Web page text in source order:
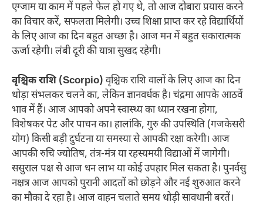
एग्जाम या काम में पहले फेल हो गए थे, तो आज दोबारा प्रयास करने
का विचार करें, सफलता मिलेगी। उच्च शिक्षा प्राप्त कर रहे विद्यार्थियों
के लिए आज का दिन बहुत अच्छा है। आज मन में बहुत सकारात्मक
ऊर्जा रहेगी। लंबी दूरी की यात्रा सुखद रहेगी।
वृश्चिक राशि (Scorpio) वृश्चिक राशि वालों के लिए आज का दिन
थोड़ा संभलकर चलने का, लेकिन ज्ञानवर्धक है। चंद्रमा आपके आठवें
भाव में हैं। आज आपको अपने स्वास्थ्य का ध्यान रखना होगा,
विशेषकर पेट और पाचन का। हालांकि, गुरु की उपस्थिति (गजकेसरी
योग) किसी बड़ी दुर्घटना या समस्या से आपकी रक्षा करेगी। आज
आपकी रुचि ज्योतिष, तंत्र-मंत्र या रहस्यमयी विद्याओं में जागेगी।
ससुराल पक्ष से आज धन लाभ या कोई उपहार मिल सकता है। पुनर्वसु
नक्षत्र आज आपको पुरानी आदतों को छोड़ने और नई शुरुआत करने
का मौका दे रहा है। आज वाहन चलाते समय थोड़ी सावधानी बरतें।